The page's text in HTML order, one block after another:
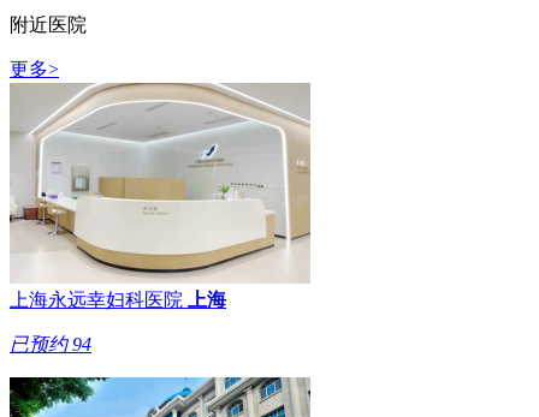
附近医院
更多>
上海永远幸妇科医院 上海
已预约 94